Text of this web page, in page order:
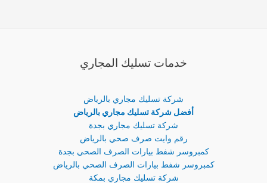
خدمات تسليك المجاري
شركة تسليك مجاري بالرياض
أفضل شركة تسليك مجاري بالرياض
شركة تسليك مجاري بجدة
رقم وايت صرف صحي بالرياض
كمبروسر شفط بيارات الصرف الصحي بجدة
كمبروسر شفط بيارات الصرف الصحي بالرياض
شركة تسليك مجاري بمكة